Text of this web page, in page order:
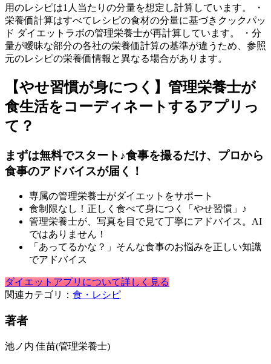
用のレシピは1人当たりの分量を想定し計算しています。 ・
栄養価計算はすべてレシピの食材の分量に基づきクックパッ
ド ダイエットラボの管理栄養士が再計算しています。 ・分
量が曖昧な部分の各社の栄養価計算の基準が違うため、参照
元のレシピの栄養価情報と異なる場合があります。
【やせ習慣が身につく】管理栄養士が
食生活をコーディネートするアプリっ
て？
まずは無料でスタート♪食事を撮るだけ、プロから
食事のアドバイスが届く！
専属の管理栄養士がダイエットをサポート
食制限なし！正しく食べて身につく「やせ習慣」♪
管理栄養士が、写真を目で見て丁寧にアドバイス。AI
ではありません！
「あってるかな？」そんな食事のお悩みを正しい知識
でアドバイス
ダイエットアプリについて詳しく見る
関連カテゴリ： 食・レシピ
著者
池ノ内 佳苗(管理栄養士)